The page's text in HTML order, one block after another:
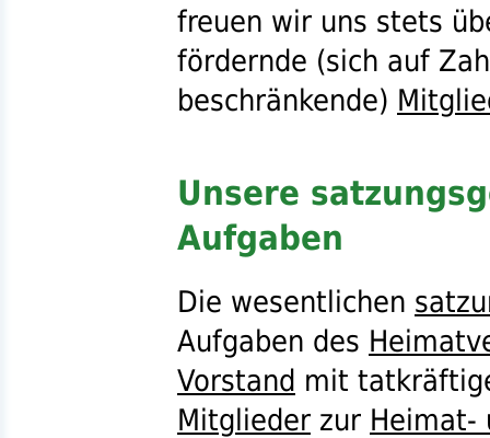
freuen wir uns stets
fördernde (sich auf
beschränkende)
Unsere
Aufgaben
Die wesentlichen
Aufgaben des
Vorstand mit
Mitglieder zur Heimat-